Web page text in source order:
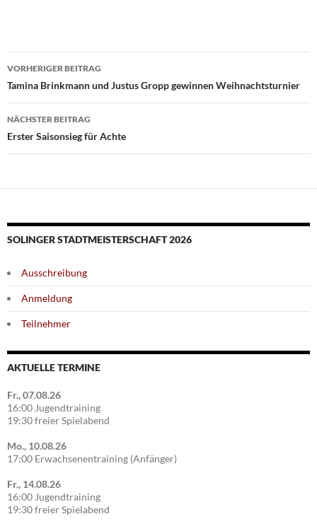
Beitragsnavigation
VORHERIGER BEITRAG
Tamina Brinkmann und Justus Gropp gewinnen Weihnachtsturnier
NÄCHSTER BEITRAG
Erster Saisonsieg für Achte
SOLINGER STADTMEISTERSCHAFT 2026
Ausschreibung
Anmeldung
Teilnehmer
AKTUELLE TERMINE
Fr., 07.08.26
16:00 Jugendtraining
19:30 freier Spielabend
Mo., 10.08.26
17:00 Erwachsenentraining (Anfänger)
Fr., 14.08.26
16:00 Jugendtraining
19:30 freier Spielabend